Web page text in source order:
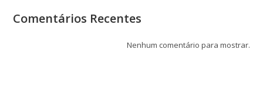
Comentários Recentes
Nenhum comentário para mostrar.